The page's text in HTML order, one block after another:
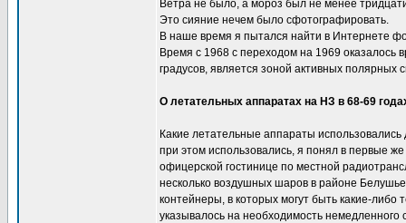
Ветра не было, а мороз был не менее
Это сияние нечем было сфотографировать.
В наше время я пытался найти в Интернете
Время с 1968 с переходом на 1969
градусов, является зоной активных полярных
О летательных аппаратах на НЗ в 68-69
Какие летательные аппараты
при этом использовались, я понял в первые
офицерской гостинице по местной
несколько воздушных шаров в районе
контейнеры, в которых могут быть какие-либо
указывалось на необходимость